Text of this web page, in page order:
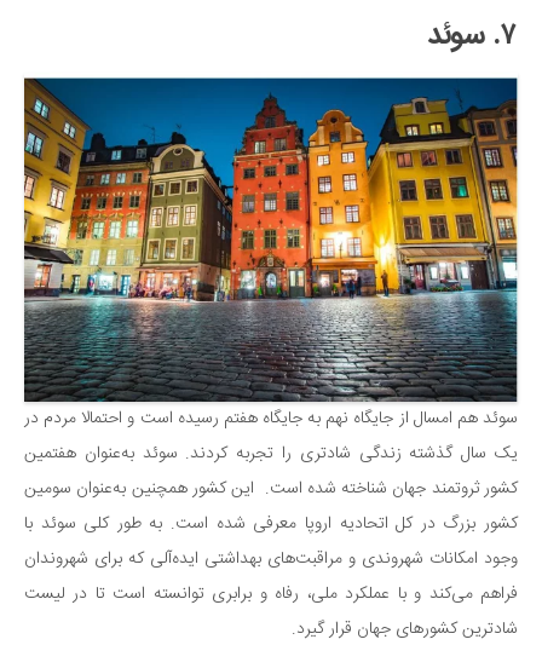
۷. سوئد
سوئد هم امسال از جایگاه نهم به جایگاه هفتم رسیده است و احتمالا مردم در
یک سال گذشته زندگی شادتری را تجربه کردند. سوئد به‌عنوان هفتمین
کشور ثروتمند جهان شناخته شده است. این کشور همچنین به‌عنوان سومین
کشور بزرگ در کل اتحادیه اروپا معرفی شده است. به طور کلی سوئد با
وجود امکانات شهروندی و مراقبت‌های بهداشتی ایده‌آلی که برای شهروندان
فراهم می‌کند و با عملکرد ملی، رفاه و برابری توانسته است تا در لیست
شادترین کشورهای جهان قرار گیرد.